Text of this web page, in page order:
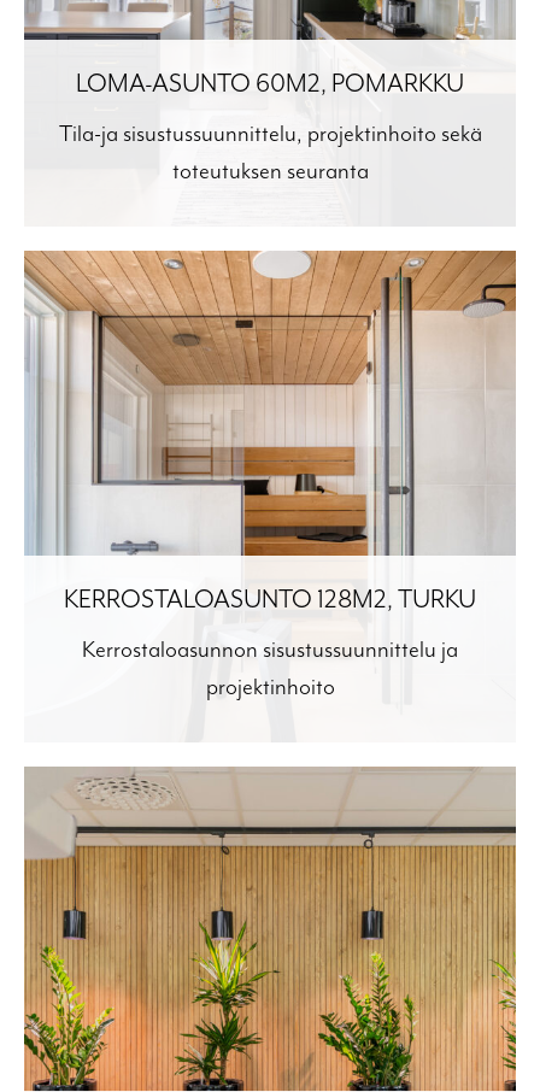
LOMA-ASUNTO 60M2, POMARKKU
Tila-ja sisustussuunnittelu, projektinhoito sekä
toteutuksen seuranta
KERROSTALOASUNTO 128M2, TURKU
Kerrostaloasunnon sisustussuunnittelu ja
projektinhoito